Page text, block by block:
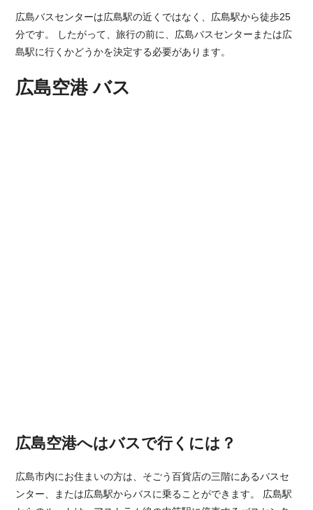
広島バスセンターは広島駅の近くではなく、広島駅から徒歩25
分です。 したがって、旅行の前に、広島バスセンターまたは広
島駅に行くかどうかを決定する必要があります。
広島空港 バス
広島空港へはバスで行くには？
広島市内にお住まいの方は、そごう百貨店の三階にあるバスセ
ンター、または広島駅からバスに乗ることができます。 広島駅